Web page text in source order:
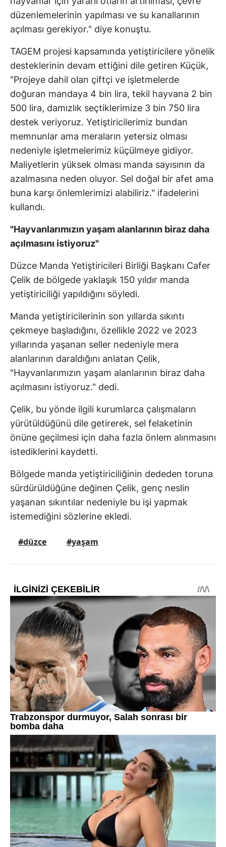
düzenlemelerinin yapılması ve su kanallarının
açılması gerekiyor." diye konuştu.
TAGEM projesi kapsamında yetiştiricilere yönelik
desteklerinin devam ettiğini dile getiren Küçük,
"Projeye dahil olan çiftçi ve işletmelerde
doğuran mandaya 4 bin lira, tekil hayvana 2 bin
500 lira, damızlık seçtiklerimize 3 bin 750 lira
destek veriyoruz. Yetiştiricilerimiz bundan
memnunlar ama meraların yetersiz olması
nedeniyle işletmelerimiz küçülmeye gidiyor.
Maliyetlerin yüksek olması manda sayısının da
azalmasına neden oluyor. Sel doğal bir afet ama
buna karşı önlemlerimizi alabiliriz." ifadelerini
kullandı.
"Hayvanlarımızın yaşam alanlarının biraz daha
açılmasını istiyoruz"
Düzce Manda Yetiştiricileri Birliği Başkanı Cafer
Çelik de bölgede yaklaşık 150 yıldır manda
yetiştiriciliği yapıldığını söyledi.
Manda yetiştiricilerinin son yıllarda sıkıntı
çekmeye başladığını, özellikle 2022 ve 2023
yıllarında yaşanan seller nedeniyle mera
alanlarının daraldığını anlatan Çelik,
"Hayvanlarımızın yaşam alanlarının biraz daha
açılmasını istiyoruz." dedi.
Çelik, bu yönde ilgili kurumlarca çalışmaların
yürütüldüğünü dile getirerek, sel felaketinin
önüne geçilmesi için daha fazla önlem alınmasını
istediklerini kaydetti.
Bölgede manda yetiştiriciliğinin dededen toruna
sürdürüldüğüne değinen Çelik, genç neslin
yaşanan sıkıntılar nedeniyle bu işi yapmak
istemediğini sözlerine ekledi.
#düzce #yaşam